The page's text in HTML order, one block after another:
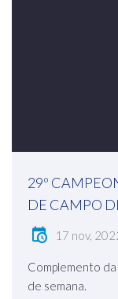
29º
DE CAMPO
17 nov,
Complemento
de semana.